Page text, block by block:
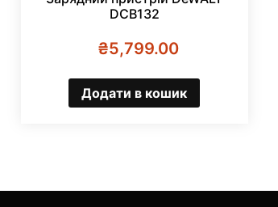
DCB132
₴5,799.00
Додати в кошик